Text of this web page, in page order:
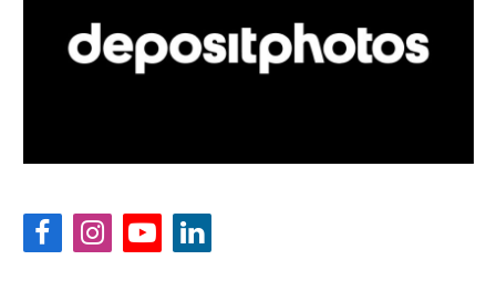
FacebookInstagramYouTubeLinkedIn